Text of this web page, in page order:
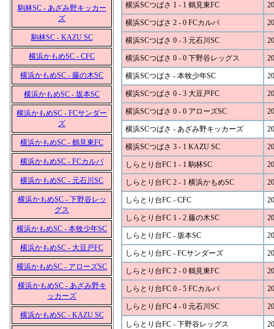
駒林SC - あざみ野キッカー
ズ
駒林SC - KAZU SC
横浜かもめSC - CFC
横浜かもめSC - 藤の木SC
横浜かもめSC - 坂本SC
横浜かもめSC - FCサンダー
ズ
横浜かもめSC - 鶴見東FC
横浜かもめSC - FCカルパ
横浜かもめSC - 元石川SC
横浜かもめSC - 下野谷レッ
グス
横浜かもめSC - 本牧少年SC
横浜かもめSC - 大豆戸FC
横浜かもめSC - アローズSC
横浜かもめSC - あざみ野キ
ッカーズ
横浜かもめSC - KAZU SC
横浜SCつばさ 1 - 1 鶴見東FC
横浜SCつばさ 2 - 0 FCカルパ
横浜SCつばさ 0 - 3 元石川SC
横浜SCつばさ 0 - 0 下野谷レッグス
横浜SCつばさ - 本牧少年SC
横浜SCつばさ 0 - 3 大豆戸FC
横浜SCつばさ 0 - 0 アローズSC
横浜SCつばさ - あざみ野キッカーズ
横浜SCつばさ 3 - 1 KAZU SC
しらとり台FC 1 - 1 駒林SC
しらとり台FC 2 - 1 横浜かもめSC
しらとり台FC - CFC
しらとり台FC 1 - 2 藤の木SC
しらとり台FC - 坂本SC
しらとり台FC - FCサンダーズ
しらとり台FC 2 - 0 鶴見東FC
しらとり台FC 0 - 5 FCカルパ
しらとり台FC 4 - 0 元石川SC
しらとり台FC - 下野谷レッグス